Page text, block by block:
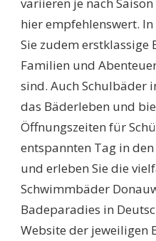
hier empfehlenswert.
Sie zudem
Familien und
sind. Auch Schulbäder
das Bäderleben und
Öffnungszeiten für
entspannten Tag in
und erleben Sie die
Schwimmbäder
Badeparadies in
Website der jeweiligen